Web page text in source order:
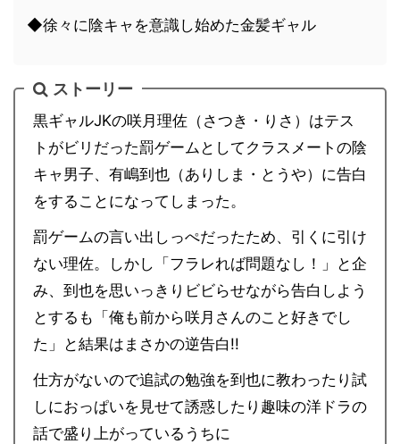
◆徐々に陰キャを意識し始めた金髪ギャル
ストーリー
黒ギャルJKの咲月理佐（さつき・りさ）はテス
トがビリだった罰ゲームとしてクラスメートの陰
キャ男子、有嶋到也（ありしま・とうや）に告白
をすることになってしまった。
罰ゲームの言い出しっぺだったため、引くに引け
ない理佐。しかし「フラレれば問題なし！」と企
み、到也を思いっきりビビらせながら告白しよう
とするも「俺も前から咲月さんのこと好きでし
た」と結果はまさかの逆告白!!
仕方がないので追試の勉強を到也に教わったり試
しにおっぱいを見せて誘惑したり趣味の洋ドラの
話で盛り上がっているうちに